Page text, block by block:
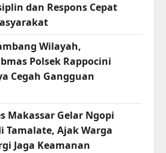
dan Respons Cepat
Wilayah,
Polsek Rappocini
Cegah Gangguan
Makassar Gelar Ngopi
Tamalate, Ajak Warga
Jaga Keamanan